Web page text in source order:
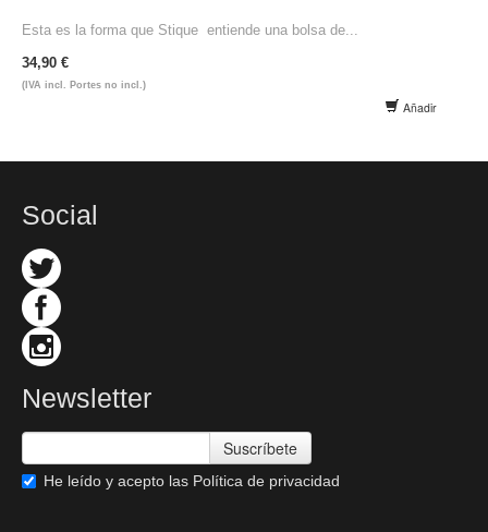
Esta es la forma que Stique entiende una bolsa de...
34,90 €
(IVA incl. Portes no incl.)
Añadir
Social
Newsletter
Suscríbete
He leído y acepto las Política de privacidad